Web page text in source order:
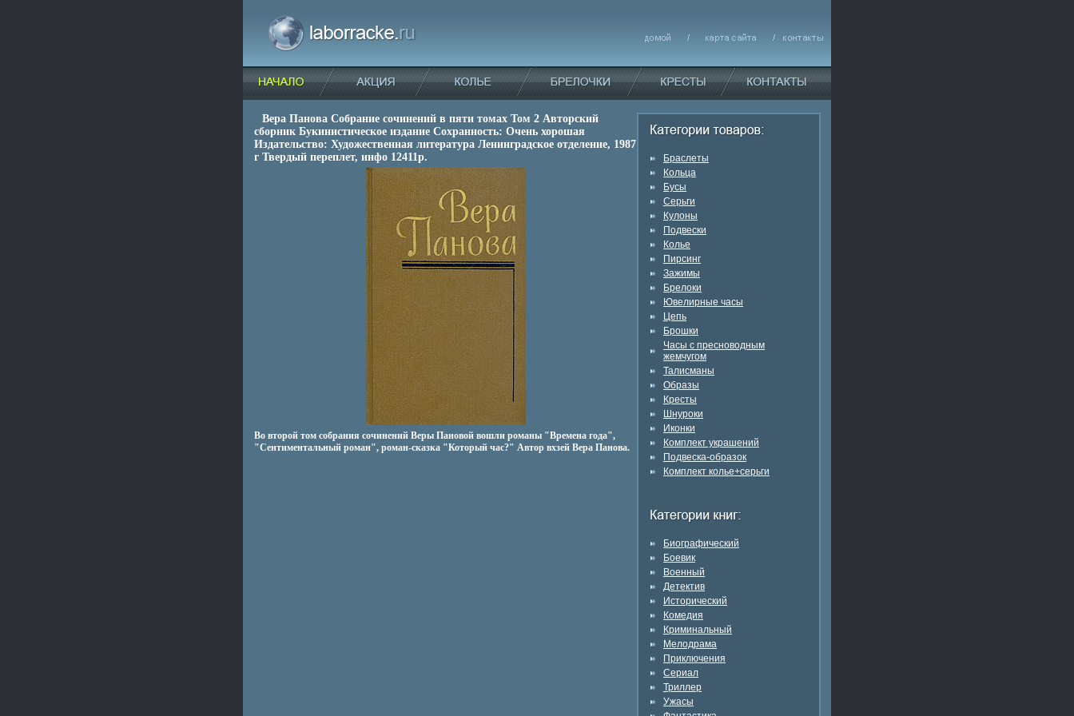
Вера Панова Собрание сочинений в пяти томах Том 2 Авторский
сборник Букинистическое издание Сохранность: Очень хорошая
Издательство: Художественная литература Ленинградское отделение, 1987
г Твердый переплет, инфо 12411p.
Во второй том собрания сочинений Веры Пановой вошли романы "Времена года",
"Сентиментальный роман", роман-сказка "Который час?" Автор вхзей Вера Панова.
Браслеты
Кольца
Бусы
Серьги
Кулоны
Подвески
Колье
Пирсинг
Зажимы
Брелоки
Ювелирные часы
Цепь
Брошки
Часы с пресноводным
жемчугом
Талисманы
Образы
Кресты
Шнуроки
Иконки
Комплект украшений
Подвеска-образок
Комплект колье+серьги
Биографический
Боевик
Военный
Детектив
Исторический
Комедия
Криминальный
Мелодрама
Приключения
Сериал
Триллер
Ужасы